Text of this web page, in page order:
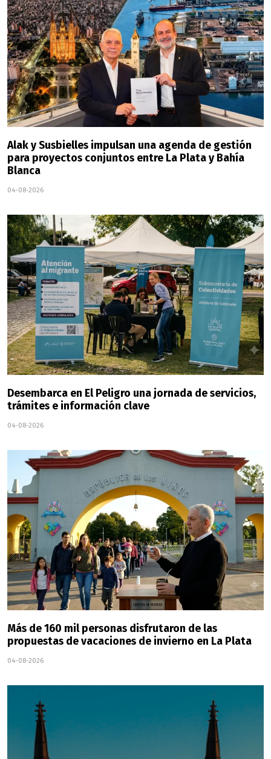
Alak y Susbielles impulsan una agenda de gestión
para proyectos conjuntos entre La Plata y Bahía
Blanca
04-08-2026
Desembarca en El Peligro una jornada de servicios,
trámites e información clave
04-08-2026
Más de 160 mil personas disfrutaron de las
propuestas de vacaciones de invierno en La Plata
04-08-2026